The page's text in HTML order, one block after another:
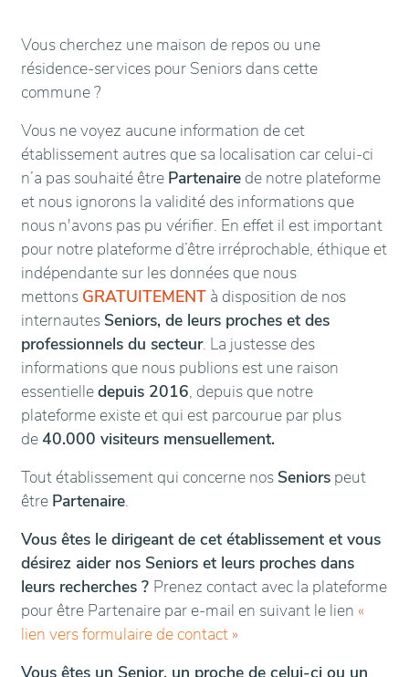
Vous cherchez une maison de repos ou une
résidence-services pour Seniors dans cette
commune ?
Vous ne voyez aucune information de cet
établissement autres que sa localisation car celui-ci
n’a pas souhaité être Partenaire de notre plateforme
et nous ignorons la validité des informations que
nous n'avons pas pu vérifier. En effet il est important
pour notre plateforme d’être irréprochable, éthique et
indépendante sur les données que nous
mettons GRATUITEMENT à disposition de nos
internautes Seniors, de leurs proches et des
professionnels du secteur. La justesse des
informations que nous publions est une raison
essentielledepuis 2016, depuis que notre
plateforme existe et qui est parcourue par plus
de40.000 visiteurs mensuellement.
Tout établissement qui concerne nos Seniors peut
être Partenaire.
Vous êtes le dirigeant de cet établissement et vous
désirez aider nos Seniors et leurs proches dans
leurs recherches ? Prenez contact avec la plateforme
pour être Partenaire par e-mail en suivant le lien «
lien vers formulaire de contact »
Vous êtes un Senior, un proche de celui-ci ou un